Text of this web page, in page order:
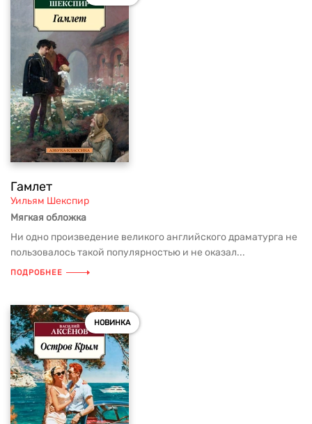
Гамлет
Уильям Шекспир
Мягкая обложка
Ни одно произведение великого английского драматурга не
пользовалось такой популярностью и не оказал...
ПОДРОБНЕЕ
НОВИНКА